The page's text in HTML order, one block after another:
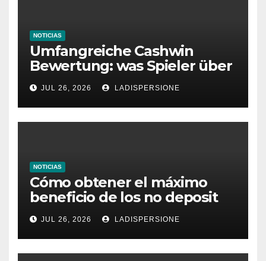
NOTICIAS
Umfangreiche Cashwin
Bewertung: was Spieler über
dieses Casino denken
JUL 26, 2026 LADISPERSIONE
NOTICIAS
Cómo obtener el máximo
beneficio de los no deposit
bonus codes de roby casino
JUL 26, 2026 LADISPERSIONE